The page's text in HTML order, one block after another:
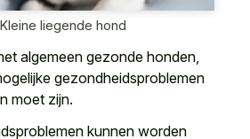
Kleine liegende hond
algemeen gezonde honden,
gezondheidsproblemen
moet zijn.
kunnen worden